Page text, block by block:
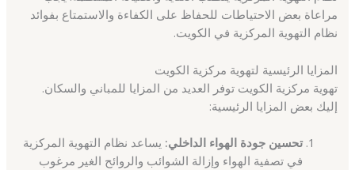
مراعاة بعض الاحتياطات للحفاظ على الكفاءة والاستمتاع بفوائد
نظام التهوية المركزية في الكويت.
المزايا الرئيسية لتهوية مركزية الكويت
تهوية مركزية الكويت توفر العديد من المزايا للمباني والسكان.
إليك بعض المزايا الرئيسية:
تحسين جودة الهواء الداخلي: يساعد نظام التهوية المركزية
في تصفية الهواء وإزالة الشوائب والروائح الغير مرغوب